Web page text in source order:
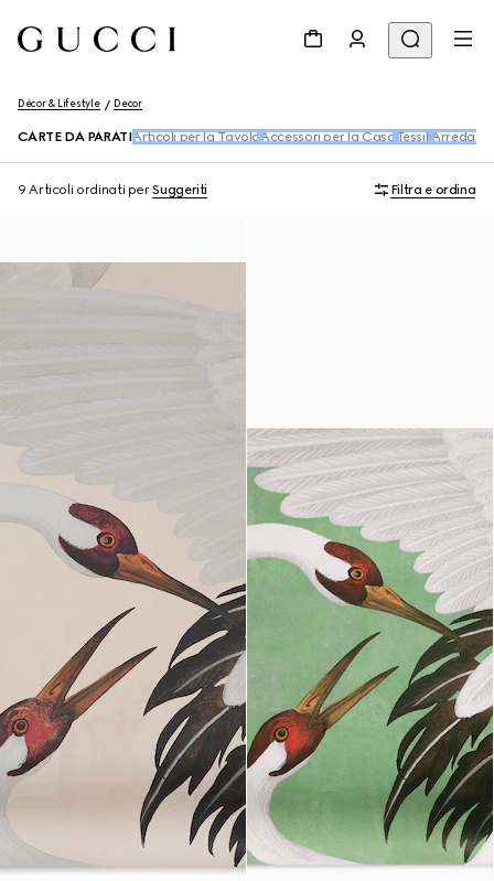
Décor & Lifestyle Decor
CARTE DA PARATI Articoli per la Tavola Accessori per la Casa Tessili
9 Articoli ordinati perSuggeriti Filtra e ordina